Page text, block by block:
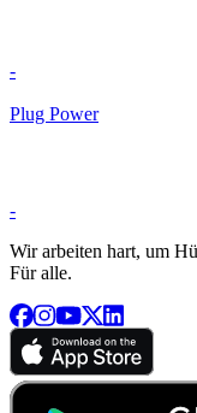
-
Plug Power
-
Wir arbeiten hart, um
Für alle.